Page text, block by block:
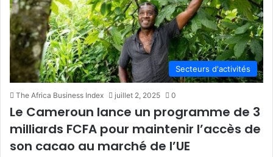
Secteurs d'activités
The Africa Business Index juillet 2, 2025 0
Le Cameroun lance un programme de 3
milliards FCFA pour maintenir l’accès de
son cacao au marché de l’UE